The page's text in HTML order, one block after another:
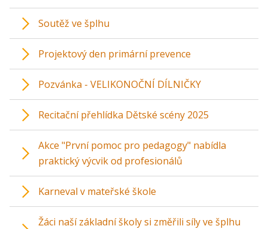
Soutěž ve šplhu
Projektový den primární prevence
Pozvánka - VELIKONOČNÍ DÍLNIČKY
Recitační přehlídka Dětské scény 2025
Akce "První pomoc pro pedagogy" nabídla
praktický výcvik od profesionálů
Karneval v mateřské škole
Žáci naší základní školy si změřili síly ve šplhu